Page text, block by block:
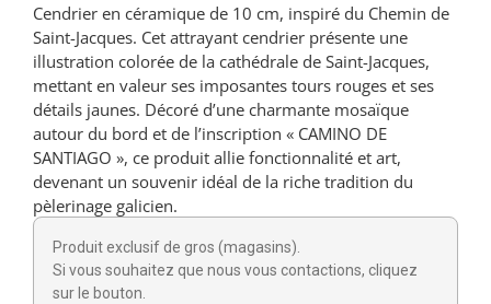
Louches
Dés à coudre
Figurines
Aimants
Cendrier en céramique de 10 cm, inspiré du Chemin de
Saint-Jacques. Cet attrayant cendrier présente une
illustration colorée de la cathédrale de Saint-Jacques,
mettant en valeur ses imposantes tours rouges et ses
détails jaunes. Décoré d’une charmante mosaïque
autour du bord et de l’inscription « CAMINO DE
SANTIAGO », ce produit allie fonctionnalité et art,
devenant un souvenir idéal de la riche tradition du
pèlerinage galicien.
Produit exclusif de gros (magasins).
Si vous souhaitez que nous vous contactions, cliquez
sur le bouton.